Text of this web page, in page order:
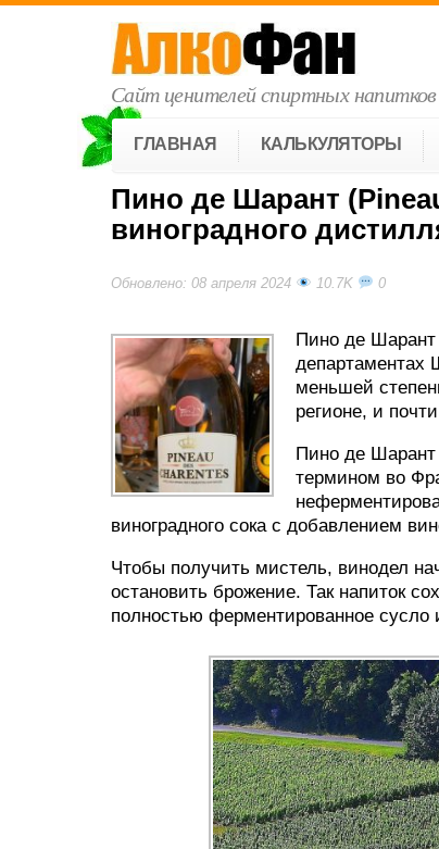
Сайт ценителей спиртных напитков
ГЛАВНАЯ КАЛЬКУЛЯТОРЫ
Пино де Шарант
виноградного
Обновлено: 08 апреля 2024 10.7K 0
Пино де Шарант
департаментах
меньшей
регионе, и
Пино де Шарант
термином во
виноградного сока с добавлением
Чтобы получить мистель, винодел
остановить брожение. Так напиток
полностью ферментированное сусло